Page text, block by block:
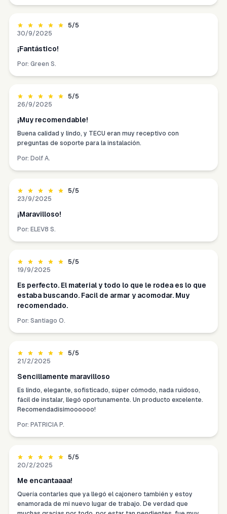
5/5
30/9/2025
¡Fantástico!
Por: Green S.
5/5
26/9/2025
¡Muy recomendable!
Buena calidad y lindo, y TECU eran muy receptivo con
preguntas de soporte para la instalación.
Por: Dolf A.
5/5
23/9/2025
¡Maravilloso!
Por: ELEV8 S.
5/5
19/9/2025
Es perfecto. El material y todo lo que le rodea es lo que
estaba buscando. Facil de armar y acomodar. Muy
recomendado.
Por: Santiago O.
5/5
21/2/2025
Sencillamente maravilloso
Es lindo, elegante, sofisticado, súper cómodo, nada ruidoso,
fácil de instalar, llegó oportunamente. Un producto excelente.
Recomendadísimoooooo!
Por: PATRICIA P.
5/5
20/2/2025
Me encantaaaa!
Quería contarles que ya llegó el cajonero también y estoy
enamorada de mi nuevo lugar de trabajo. De verdad que